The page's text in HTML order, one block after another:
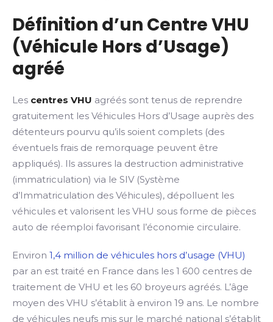
Définition d’un Centre VHU
(Véhicule Hors d’Usage)
agréé
Les centres VHU agréés sont tenus de reprendre
gratuitement les Véhicules Hors d’Usage auprès des
détenteurs pourvu qu’ils soient complets (des
éventuels frais de remorquage peuvent être
appliqués). Ils assures la destruction administrative
(immatriculation) via le SIV (Système
d’Immatriculation des Véhicules), dépolluent les
véhicules et valorisent les VHU sous forme de pièces
auto de réemploi favorisant l’économie circulaire.
Environ 1,4 million de véhicules hors d’usage (VHU)
par an est traité en France dans les 1 600 centres de
traitement de VHU et les 60 broyeurs agréés. L’âge
moyen des VHU s’établit à environ 19 ans. Le nombre
de véhicules neufs mis sur le marché national s’établit